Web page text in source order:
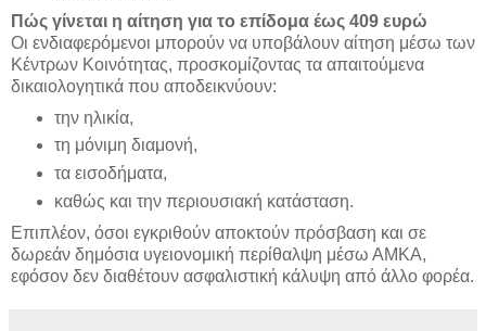
Πώς γίνεται η αίτηση για το επίδομα έως 409 ευρώ
Οι ενδιαφερόμενοι μπορούν να υποβάλουν αίτηση μέσω των
Κέντρων Κοινότητας, προσκομίζοντας τα απαιτούμενα
δικαιολογητικά που αποδεικνύουν:
την ηλικία,
τη μόνιμη διαμονή,
τα εισοδήματα,
καθώς και την περιουσιακή κατάσταση.
Επιπλέον, όσοι εγκριθούν αποκτούν πρόσβαση και σε
δωρεάν δημόσια υγειονομική περίθαλψη μέσω ΑΜΚΑ,
εφόσον δεν διαθέτουν ασφαλιστική κάλυψη από άλλο φορέα.